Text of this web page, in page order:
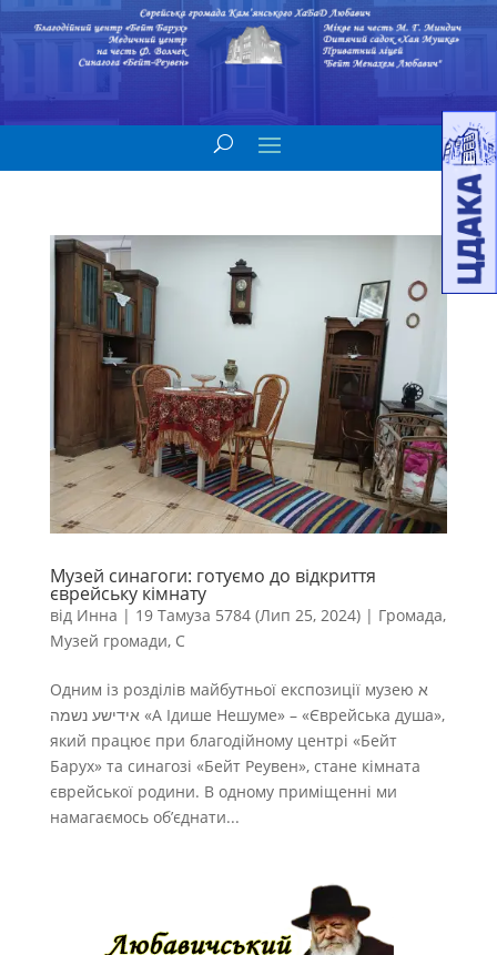
Музей синагоги: готуємо до відкриття
єврейську кімнату
від Инна | 19 Тамуза 5784 (Лип 25, 2024)| Громада,
Музей громади, С
Одним із розділів майбутньої експозиції музею א
אידישע נשמה «А Ідише Нешуме» – «Єврейська душа»,
який працює при благодійному центрі «Бейт
Барух» та синагозі «Бейт Реувен», стане кімната
єврейської родини. В одному приміщенні ми
намагаємось об’єднати...